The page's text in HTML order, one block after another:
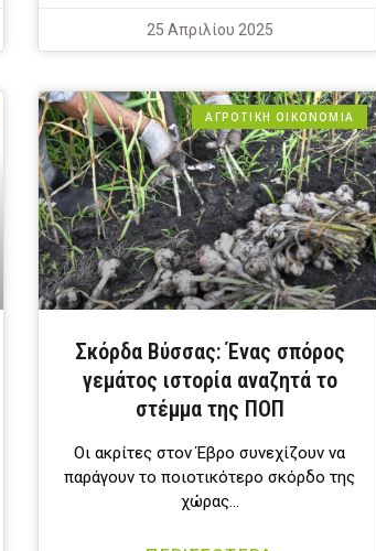
25 Απριλίου 2025
ΑΓΡΟΤΙΚΗ ΟΙΚΟΝΟΜΙΑ
Σκόρδα Βύσσας: Ένας σπόρος
γεμάτος ιστορία αναζητά το
στέμμα της ΠΟΠ
Οι ακρίτες στον Έβρο συνεχίζουν να
παράγουν το ποιοτικότερο σκόρδο της
χώρας…